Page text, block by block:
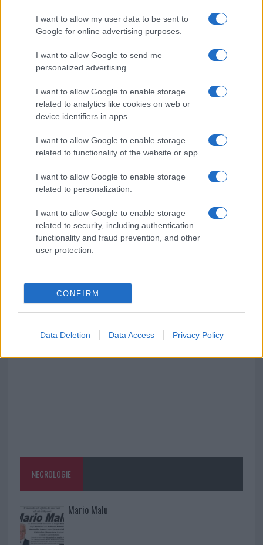
I want to allow my user data to be sent to
Google for online advertising purposes.
I want to allow Google to send me
personalized advertising.
I want to allow Google to enable storage
related to analytics like cookies on web or
device identifiers in apps.
I want to allow Google to enable storage
related to functionality of the website or app.
I want to allow Google to enable storage
related to personalization.
I want to allow Google to enable storage
related to security, including authentication
functionality and fraud prevention, and other
user protection.
CONFIRM
Data Deletion Data Access Privacy Policy
Incendi, a San Pasquale arriva il Campo Base:
l’inaugurazione
Andrea Mura conquista Palau: grande
partecipazione per il suo racconto
Calangianus, allarme sul centro accoglienza
minori, Albieri: “Episodi gravissimi”
Gallura, finti clienti svuotano le suite: furto da
50mila nel resort
Meteo Olbia 7 agosto, sole e caldo tornano
protagonisti
Aggius conquista la classifica delle mete più
NECROLOGIE
Mario Malu